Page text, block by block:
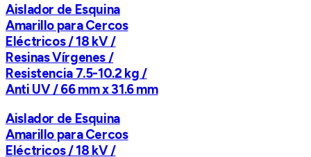
Aislador de Esquina
Amarillo para Cercos
Eléctricos / 18 kV /
Resinas Vírgenes /
Resistencia 7.5-10.2 kg /
Anti UV / 66 mm x 31.6 mm
Aislador de Esquina
Amarillo para Cercos
Eléctricos / 18 kV /